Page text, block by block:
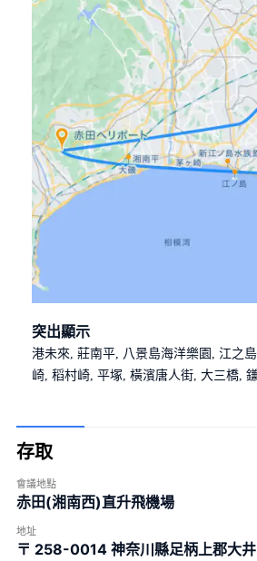
突出顯示
港未來, 莊南平, 八景島海洋樂園, 江之
崎, 稻村崎, 平塚, 橫濱唐人街, 大三橋,
存取
會議地點
赤田(湘南西)直升飛機場
地址
〒 258-0014 神奈川縣足柄上郡大